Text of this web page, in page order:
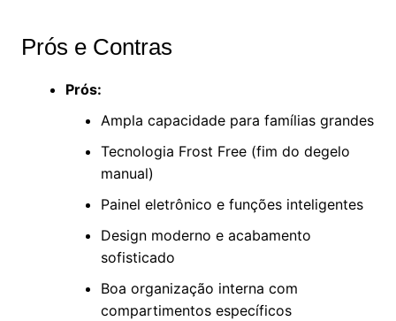
Prós e Contras
Prós:
Ampla capacidade para famílias grandes
Tecnologia Frost Free (fim do degelo
manual)
Painel eletrônico e funções inteligentes
Design moderno e acabamento
sofisticado
Boa organização interna com
compartimentos específicos